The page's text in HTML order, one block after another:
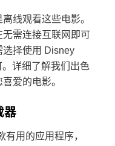
线观看这些电影。
需连接互联网即可
选择使用 Disney
详细了解我们出色
爱的电影。
器
用的应用程序，